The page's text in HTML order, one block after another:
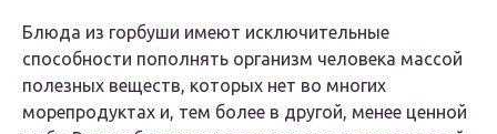
Блюда из горбуши имеют исключительные
способности пополнять организм человека массой
полезных веществ, которых нет во многих
морепродуктах и, тем более в другой, менее ценной